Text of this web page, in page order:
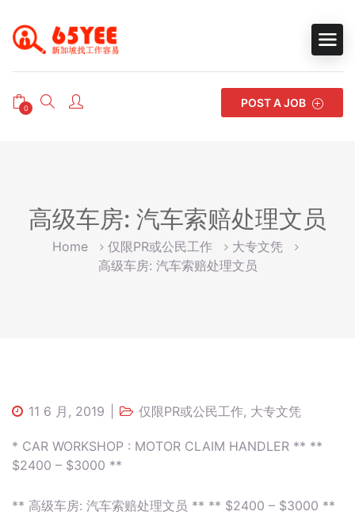
0 POST A JOB
高级车房: 汽车索赔处理文员
Home 仅限PR或公民工作
大专文凭
高级车房: 汽车索赔处理文员
11 6 月, 2019 仅限PR或公民工作, 大专文凭
* CAR WORKSHOP : MOTOR CLAIM HANDLER ** **
$2400 – $3000 **
** 高级车房: 汽车索赔处理文员 ** ** $2400 – $3000 **